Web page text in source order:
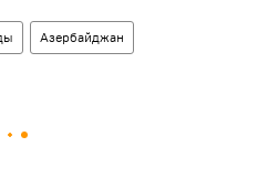
Азербайджан